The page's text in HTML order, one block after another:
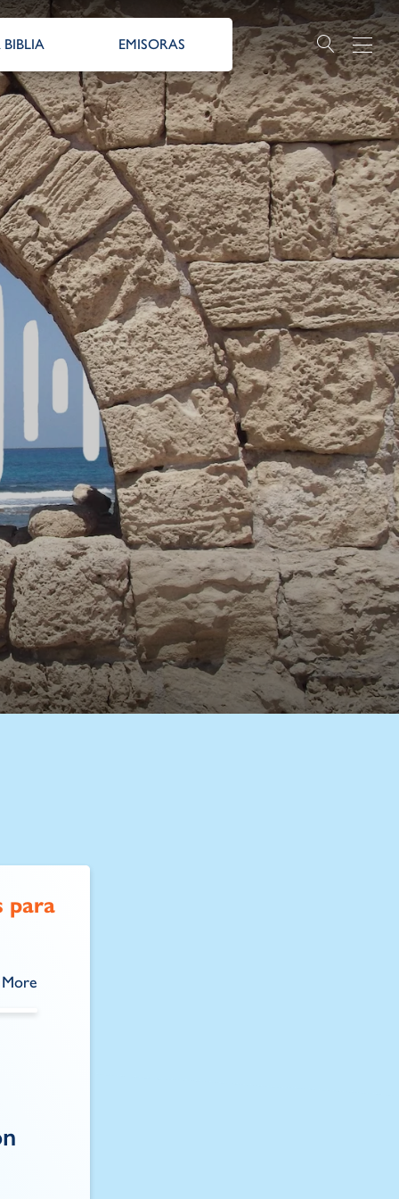
BIBLIA EMISORAS
para
More